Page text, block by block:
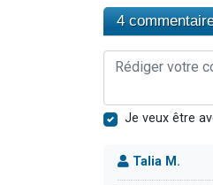
4
Je veux être
Talia M.